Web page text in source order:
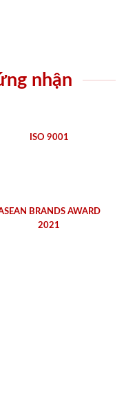
nhận
ISO 9001
BRANDS AWARD
2021